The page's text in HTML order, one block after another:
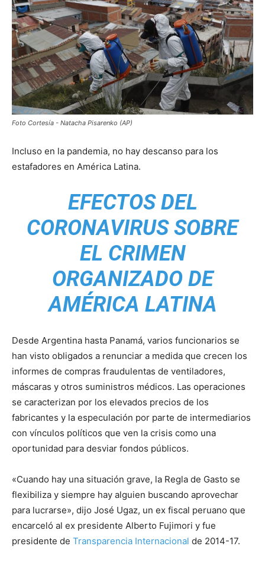
Foto Cortesía - Natacha Pisarenko (AP)
Incluso en la pandemia, no hay descanso para los
estafadores en América Latina.
EFECTOS DEL
CORONAVIRUS SOBRE
EL CRIMEN
ORGANIZADO DE
AMÉRICA LATINA
Desde Argentina hasta Panamá, varios funcionarios se
han visto obligados a renunciar a medida que crecen los
informes de compras fraudulentas de ventiladores,
máscaras y otros suministros médicos. Las operaciones
se caracterizan ​​por los elevados precios de los
fabricantes y la especulación por parte de intermediarios
con vínculos políticos que ven la crisis como una
oportunidad para desviar fondos públicos.
«Cuando hay una situación grave, la Regla de Gasto se
flexibiliza y siempre hay alguien buscando aprovechar
para lucrarse», dijo José Ugaz, un ex fiscal peruano que
encarceló al ex presidente Alberto Fujimori y fue
presidente de Transparencia Internacional de 2014-17.